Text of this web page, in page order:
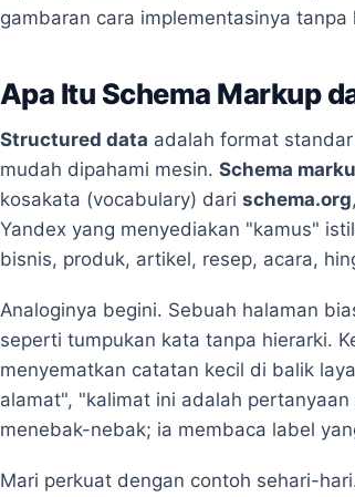
gambaran cara implementasinya
Apa Itu Schema Markup
Structured data adalah format
mudah dipahami mesin. Schema
kosakata (vocabulary) dari schema.org
Yandex yang menyediakan "kamus"
bisnis, produk, artikel, resep, acara,
Analoginya begini. Sebuah halaman
seperti tumpukan kata tanpa hierarki.
menyematkan catatan kecil di balik
alamat", "kalimat ini adalah
menebak-nebak; ia membaca label
Mari perkuat dengan contoh sehari-